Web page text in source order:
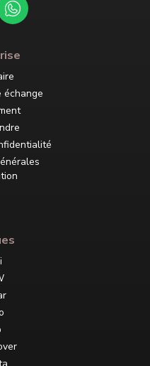
échange